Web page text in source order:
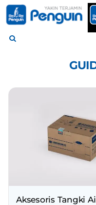
Aksesoris Tangki